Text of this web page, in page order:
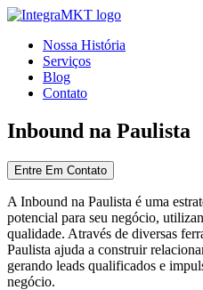
Nossa História
Serviços
Blog
Contato
Inbound na Paulista
Entre Em Contato
A Inbound na Paulista é uma
potencial para seu negócio,
qualidade. Através de diversas
Paulista ajuda a construir
gerando leads qualificados e
negócio.